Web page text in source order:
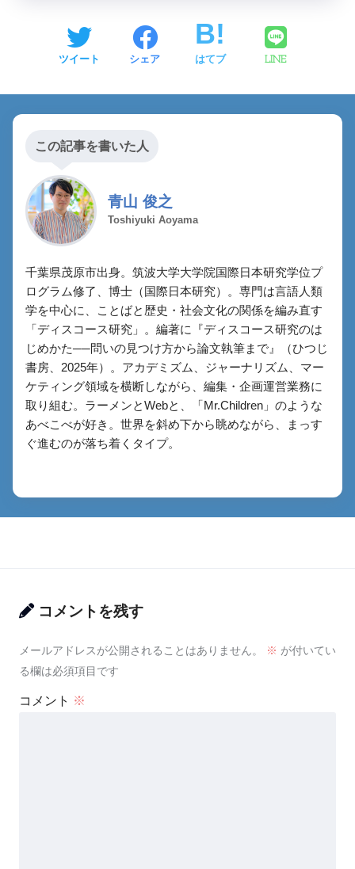
ツイート シェア はてブ LINE
この記事を書いた人
青山 俊之
Toshiyuki Aoyama
千葉県茂原市出身。筑波大学大学院国際日本研究学位プ
ログラム修了、博士（国際日本研究）。専門は言語人類
学を中心に、ことばと歴史・社会文化の関係を編み直す
「ディスコース研究」。編著に『ディスコース研究のは
じめかた──問いの見つけ方から論文執筆まで』（ひつじ
書房、2025年）。アカデミズム、ジャーナリズム、マー
ケティング領域を横断しながら、編集・企画運営業務に
取り組む。ラーメンとWebと、「Mr.Children」のような
あべこべが好き。世界を斜め下から眺めながら、まっす
ぐ進むのが落ち着くタイプ。
コメントを残す
メールアドレスが公開されることはありません。 ※ が付いてい
る欄は必須項目です
コメント ※